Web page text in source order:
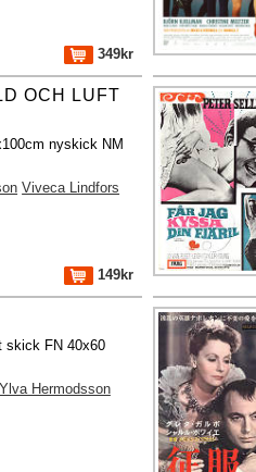
349kr
OCH LUFT
nyskick NM
Viveca Lindfors
149kr
skick FN 40x60
Ylva Hermodsson